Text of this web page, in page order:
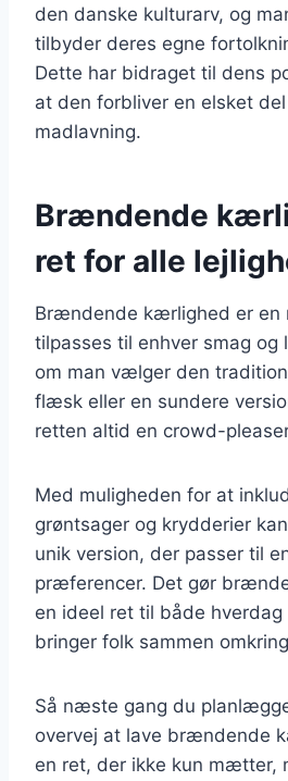
den danske kulturarv, og
tilbyder deres egne
Dette har bidraget til dens
at den forbliver en elsket
madlavning.
Brændende
ret for alle
Brændende kærlighed er en
tilpasses til enhver smag og
om man vælger den
flæsk eller en sundere
retten altid en crowd-
Med muligheden for at
grøntsager og krydderier
unik version, der passer til
præferencer. Det gør
en ideel ret til både
bringer folk sammen
Så næste gang du
overvej at lave brændende
en ret, der ikke kun mætter,